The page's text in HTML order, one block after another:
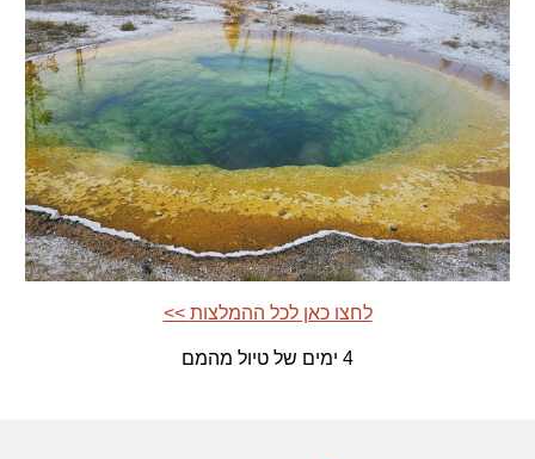
<< לחצו כאן לכל ההמלצות
4 ימים של טיול מהמם